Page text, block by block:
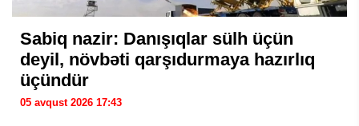
Sabiq nazir: Danışıqlar sülh üçün
deyil, növbəti qarşıdurmaya hazırlıq
üçündür
05 avqust 2026 17:43